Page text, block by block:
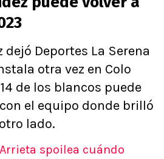
dejó Deportes La Serena
otra vez en Colo
de los blancos puede
el equipo donde brilló
lado.
spoilea cuándo